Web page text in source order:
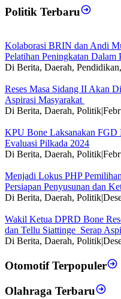
Politik Terbaru
Kolaborasi BRIN dan Andi
Pelatihan Peningkatan Dalam
Di Berita, Daerah,
Reses Masa Sidang II Akan
Aspirasi Masyarakat
Di Berita, Daerah, Politik|
KPU Bone Laksanakan FGD
Evaluasi Pilkada 2024
Di Berita, Daerah, Politik|
Menjadi Lokus PHP
Persiapan Penyusunan dan
Di Berita, Daerah, Politik|
Wakil Ketua DPRD Bone
dan Tellu Siattinge Serap
Di Berita, Daerah, Politik|
Otomotif Terpopuler
Olahraga Terbaru